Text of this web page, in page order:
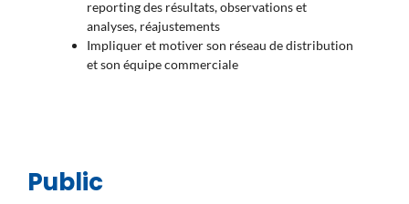
reporting des résultats, observations et
analyses, réajustements
Impliquer et motiver son réseau de distribution
et son équipe commerciale
Public